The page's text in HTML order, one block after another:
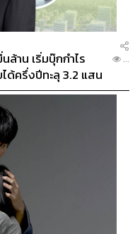
ล้าน เริ่มบุ๊กกำไร
ด้ครึ่งปีทะลุ 3.2 แสน
...